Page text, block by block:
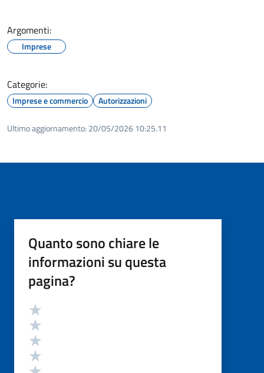
Argomenti:
Imprese
Categorie:
Imprese e commercio Autorizzazioni
Ultimo aggiornamento: 20/05/2026 10:25.11
Quanto sono chiare le
informazioni su questa
pagina?
Valutazione